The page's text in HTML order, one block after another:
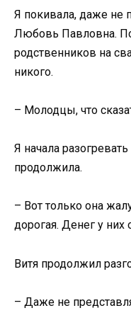
Я покивала, даже не
Любовь Павловна.
родственников на
никого.
– Молодцы, что
Я начала
продолжила.
– Вот только она
дорогая. Денег у них
Витя продолжил
– Даже не